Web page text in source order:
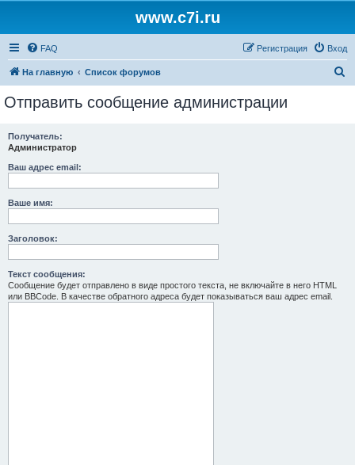
www.c7i.ru
FAQ Вход
Регистрация
На главную Список форумов
Отправить сообщение администрации
Получатель:
Администратор
Ваш адрес email:
Ваше имя:
Заголовок:
Текст сообщения:
Сообщение будет отправлено в виде простого текста, не включайте в него HTML
или BBCode. В качестве обратного адреса будет показываться ваш адрес email.